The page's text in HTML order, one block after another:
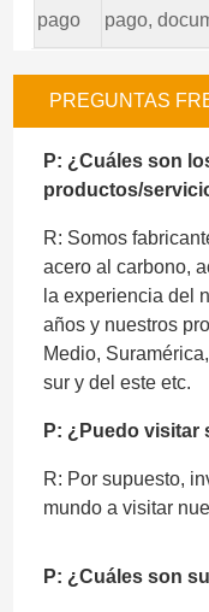
pago
pago,
PREGUNTAS
P: ¿Cuáles son
productos/
R: Somos
acero al carbono,
la experiencia del
años y nuestros
Medio,
sur y del este etc.
P: ¿Puedo visitar
R: Por supuesto,
mundo a visitar
P: ¿Cuáles son